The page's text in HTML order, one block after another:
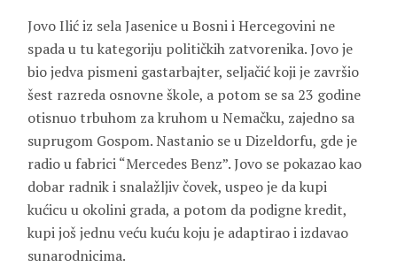
Jovo Ilić iz sela Jasenice u Bosni i Hercegovini ne
spada u tu kategoriju političkih zatvorenika. Jovo je
bio jedva pismeni gastarbajter, seljačić koji je završio
šest razreda osnovne škole, a potom se sa 23 godine
otisnuo trbuhom za kruhom u Nemačku, zajedno sa
suprugom Gospom. Nastanio se u Dizeldorfu, gde je
radio u fabrici “Mercedes Benz”. Jovo se pokazao kao
dobar radnik i snalažljiv čovek, uspeo je da kupi
kućicu u okolini grada, a potom da podigne kredit,
kupi još jednu veću kuću koju je adaptirao i izdavao
sunarodnicima.